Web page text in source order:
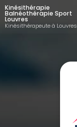
Aller
au
contenu
Kinésithérapie
Balnéothérapie Sport
Louvres
Kinésithérapeute à Louvres